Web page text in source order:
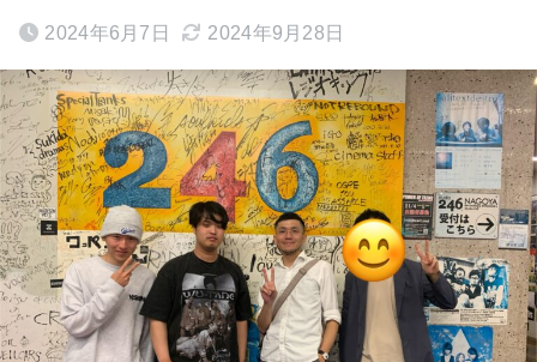
2024年6月7日 2024年9月28日